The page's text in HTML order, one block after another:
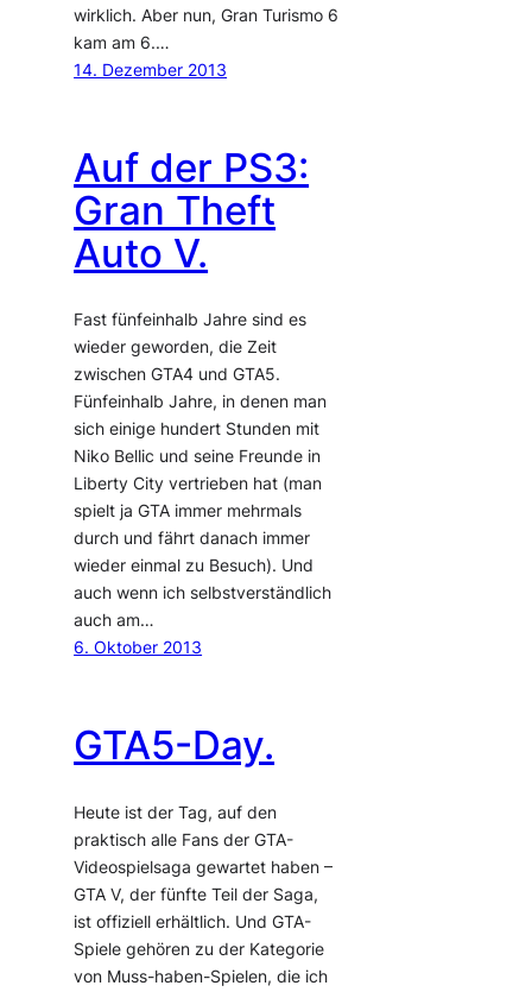
wirklich. Aber nun, Gran Turismo 6
kam am 6.…
14. Dezember 2013
Auf der PS3:
Gran Theft
Auto V.
Fast fünfeinhalb Jahre sind es
wieder geworden, die Zeit
zwischen GTA4 und GTA5.
Fünfeinhalb Jahre, in denen man
sich einige hundert Stunden mit
Niko Bellic und seine Freunde in
Liberty City vertrieben hat (man
spielt ja GTA immer mehrmals
durch und fährt danach immer
wieder einmal zu Besuch). Und
auch wenn ich selbstverständlich
auch am…
6. Oktober 2013
GTA5-Day.
Heute ist der Tag, auf den
praktisch alle Fans der GTA-
Videospielsaga gewartet haben –
GTA V, der fünfte Teil der Saga,
ist offiziell erhältlich. Und GTA-
Spiele gehören zu der Kategorie
von Muss-haben-Spielen, die ich